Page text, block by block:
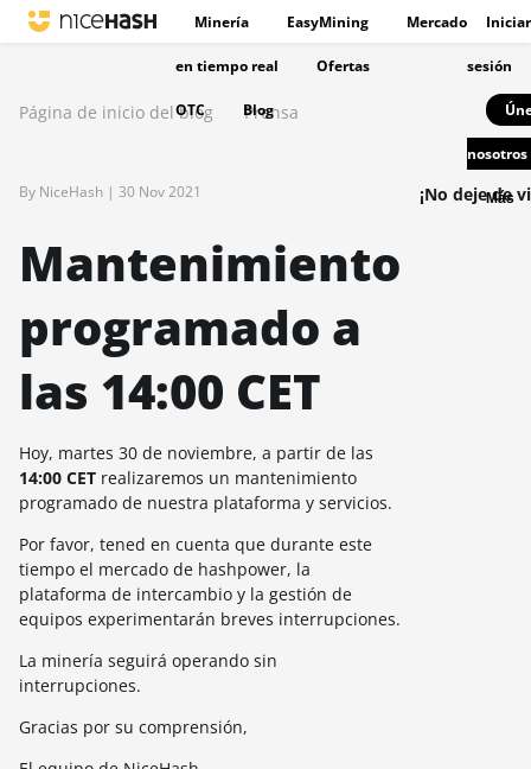
Minería EasyMining Mercado
en tiempo real Ofertas
OTC Blog
Iniciar
sesión
nosotros
Más
Página de inicio del blog Prensa
By NiceHash | 30 Nov 2021
Mantenimiento
programado a
las 14:00 CET
Hoy, martes 30 de noviembre, a partir de las
14:00 CET realizaremos un mantenimiento
programado de nuestra plataforma y servicios.
Por favor, tened en cuenta que durante este
tiempo el mercado de hashpower, la
plataforma de intercambio y la gestión de
equipos experimentarán breves interrupciones.
La minería seguirá operando sin
interrupciones.
Gracias por su comprensión,
¡No deje de